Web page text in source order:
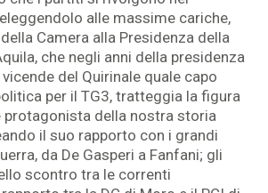
alle massime cariche,
Camera alla Presidenza della
che negli anni della presidenza
del Quirinale quale capo
per il TG3, tratteggia la figura
protagonista della nostra storia
il suo rapporto con i grandi
da De Gasperi a Fanfani; gli
scontro tra le correnti